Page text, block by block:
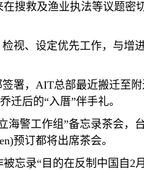
搜救及渔业执法等议题密
视、设定优先工作，与增
署， AIT总部最近搬迁至
迁后的“入厝”伴手礼。
海警工作组”备忘录茶会
预订都将出席茶会。
忘录“目的在反制中国自 2